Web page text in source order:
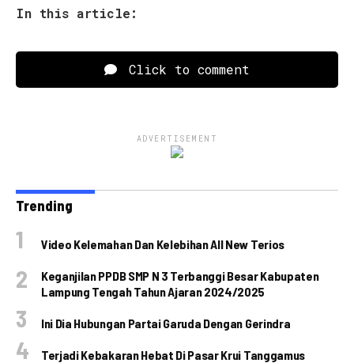
In this article:
Click to comment
ADVERTISEMENT
Trending
Video Kelemahan Dan Kelebihan All New Terios
Keganjilan PPDB SMP N 3 Terbanggi Besar Kabupaten
Lampung Tengah Tahun Ajaran 2024/2025
Ini Dia Hubungan Partai Garuda Dengan Gerindra
Terjadi Kebakaran Hebat Di Pasar Krui Tanggamus